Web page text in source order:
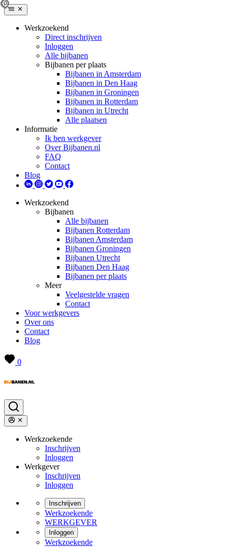
Werkzoekend
Direct inschrijven
Inloggen
Alle bijbanen
Bijbanen per plaats
Bijbanen in Amsterdam
Bijbanen in Den Haag
Bijbanen in Groningen
Bijbanen in Rotterdam
Bijbanen in Utrecht
Alle plaatsen
Informatie
Ik ben werkgever
Over Bijbanen.nl
FAQ
Contact
Blog
Werkzoekend
Bijbanen
Alle bijbanen
Bijbanen Rotterdam
Bijbanen Amsterdam
Bijbanen Groningen
Bijbanen Utrecht
Bijbanen Den Haag
Bijbanen per plaats
Meer
Veelgestelde vragen
Contact
Voor werkgevers
Over ons
Contact
Blog
0
Werkzoekende
Inschrijven
Inloggen
Werkgever
Inschrijven
Inloggen
Inschrijven
Werkzoekende
WERKGEVER
Inloggen
Werkzoekende